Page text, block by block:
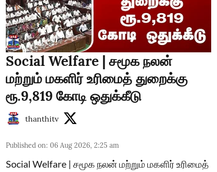
Social Welfare | சமூக நலன்
மற்றும் மகளிர் உரிமைத் துறைக்கு
ரூ.9,819 கோடி ஒதுக்கீடு
thanthitv
Published on: 06 Aug 2026, 2:25 am
Social Welfare | சமூக நலன் மற்றும் மகளிர் உரிமைத்